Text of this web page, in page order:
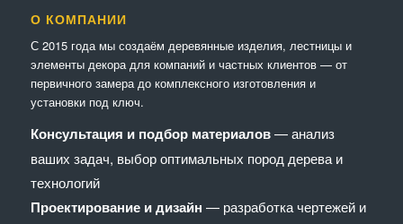
О КОМПАНИИ
С 2015 года мы создаём деревянные изделия, лестницы и
элементы декора для компаний и частных клиентов — от
первичного замера до комплексного изготовления и
установки под ключ.
Консультация и подбор материалов— анализ
ваших задач, выбор оптимальных пород дерева и
технологий
Проектирование и дизайн — разработка чертежей и